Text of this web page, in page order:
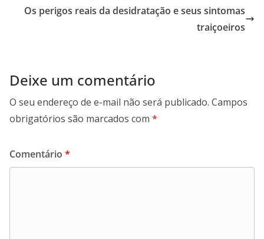
Os perigos reais da desidratação e seus sintomas
traiçoeiros
Deixe um comentário
O seu endereço de e-mail não será publicado. Campos
obrigatórios são marcados com *
Comentário *